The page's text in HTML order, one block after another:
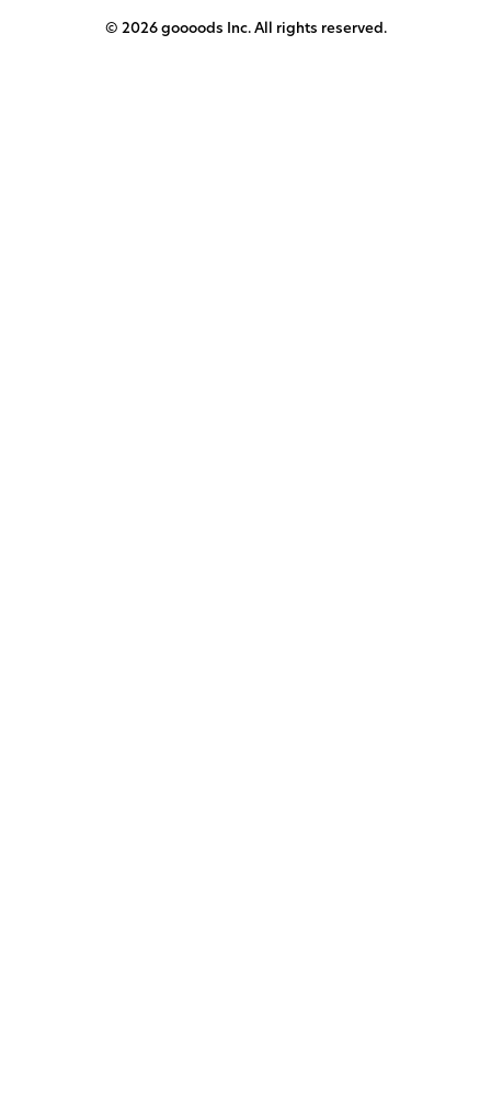
© 2026 goooods Inc. All rights reserved.